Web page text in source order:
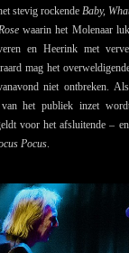
stevig rockende Baby,
waarin het Molenaar
en Heerink met
mag het
niet ontbreken.
van het publiek inzet
voor het afsluitende –
Pocus